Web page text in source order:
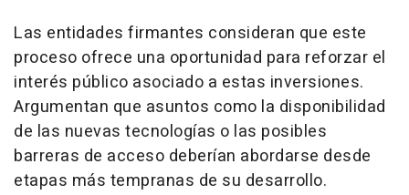
Las entidades firmantes consideran que este
proceso ofrece una oportunidad para reforzar el
interés público asociado a estas inversiones.
Argumentan que asuntos como la disponibilidad
de las nuevas tecnologías o las posibles
barreras de acceso deberían abordarse desde
etapas más tempranas de su desarrollo.